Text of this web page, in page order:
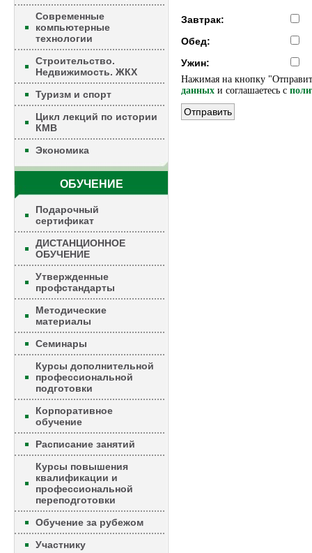
Современные
компьютерные
технологии
Строительство.
Недвижимость. ЖКХ
Туризм и спорт
Цикл лекций по истории
КМВ
Экономика
ОБУЧЕНИЕ
Подарочный
сертификат
ДИСТАНЦИОННОЕ
ОБУЧЕНИЕ
Утвержденные
профстандарты
Методические
материалы
Семинары
Курсы дополнительной
профессиональной
подготовки
Корпоративное
обучение
Расписание занятий
Курсы повышения
квалификации и
профессиональной
переподготовки
Обучение за рубежом
Участнику
Завтрак:
Обед:
Ужин:
Нажимая на кнопку
данных и соглашаетесь c